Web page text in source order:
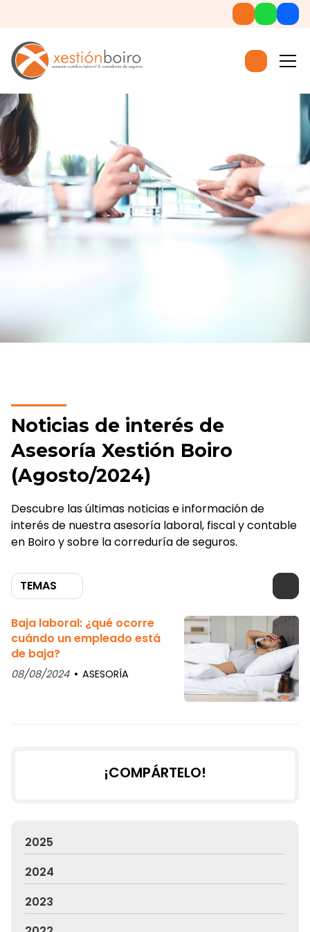
Noticias de interés de
Asesoría Xestión Boiro
(Agosto/2024)
Descubre las últimas noticias e información de
interés de nuestra asesoría laboral, fiscal y contable
en Boiro y sobre la correduría de seguros.
TEMAS
Baja laboral: ¿qué ocorre
cuándo un empleado está
de baja?
08/08/2024 ASESORÍA
¡COMPÁRTELO!
2025
2024
2023